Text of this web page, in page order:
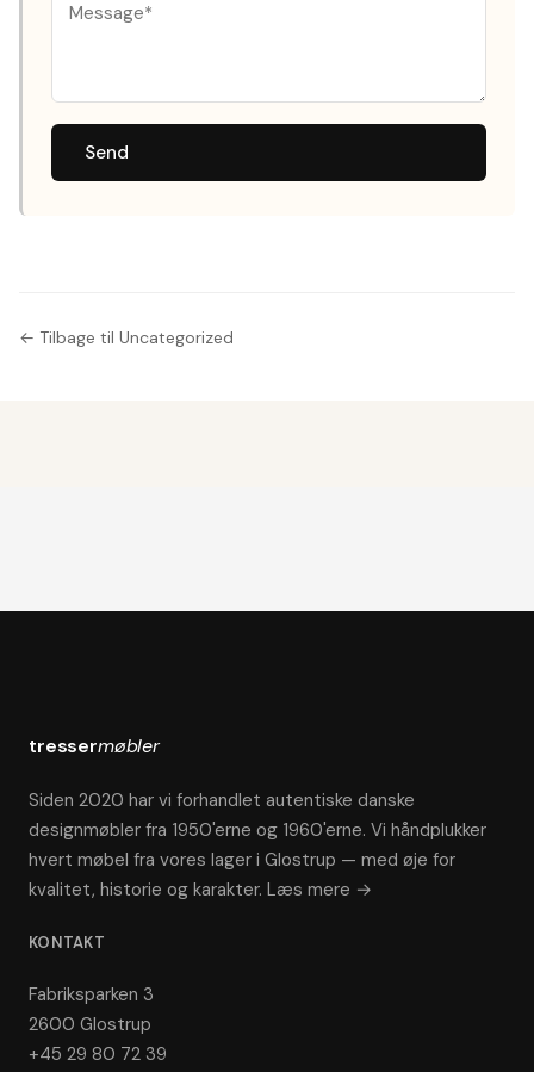
Send
← Tilbage til Uncategorized
tressermøbler
Siden 2020 har vi forhandlet autentiske danske
designmøbler fra 1950'erne og 1960'erne. Vi håndplukker
hvert møbel fra vores lager i Glostrup — med øje for
kvalitet, historie og karakter. Læs mere →
KONTAKT
Fabriksparken 3
2600 Glostrup
+45 29 80 72 39